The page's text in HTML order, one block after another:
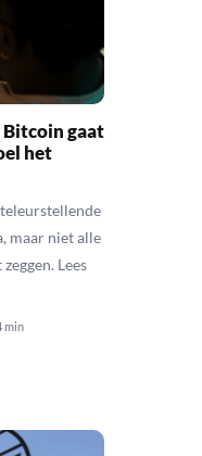
gaat
het
maar niet alle
Lees
min